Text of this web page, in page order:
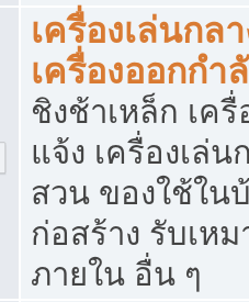
เครื่องเล่นกล
เครื่องออกกำ
ชิงช้าเหล็ก เค
แจ้ง เครื่องเล่น
สวน ของใช้ใน
ก่อสร้าง รับเห
ภายใน อื่น ๆ